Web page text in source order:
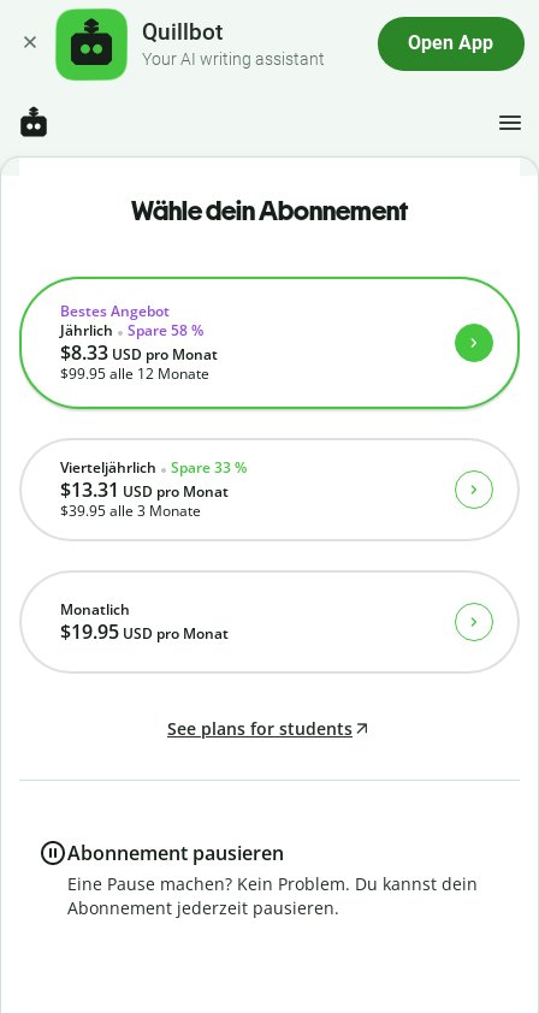
Quillbot
Your AI writing assistant
Open App
Wähle dein Abonnement
Monatlich
$19.95 USD pro Monat
Vierteljährlich Spare 33 %
$13.31 USD pro Monat
$39.95alle 3 Monate
Bestes Angebot
Jährlich
Spare 58 %
$8.33 USD pro Monat
$99.95alle 12 Monate
See plans for students
Abonnement pausieren
Eine Pause machen? Kein Problem. Du kannst dein
Abonnement jederzeit pausieren.